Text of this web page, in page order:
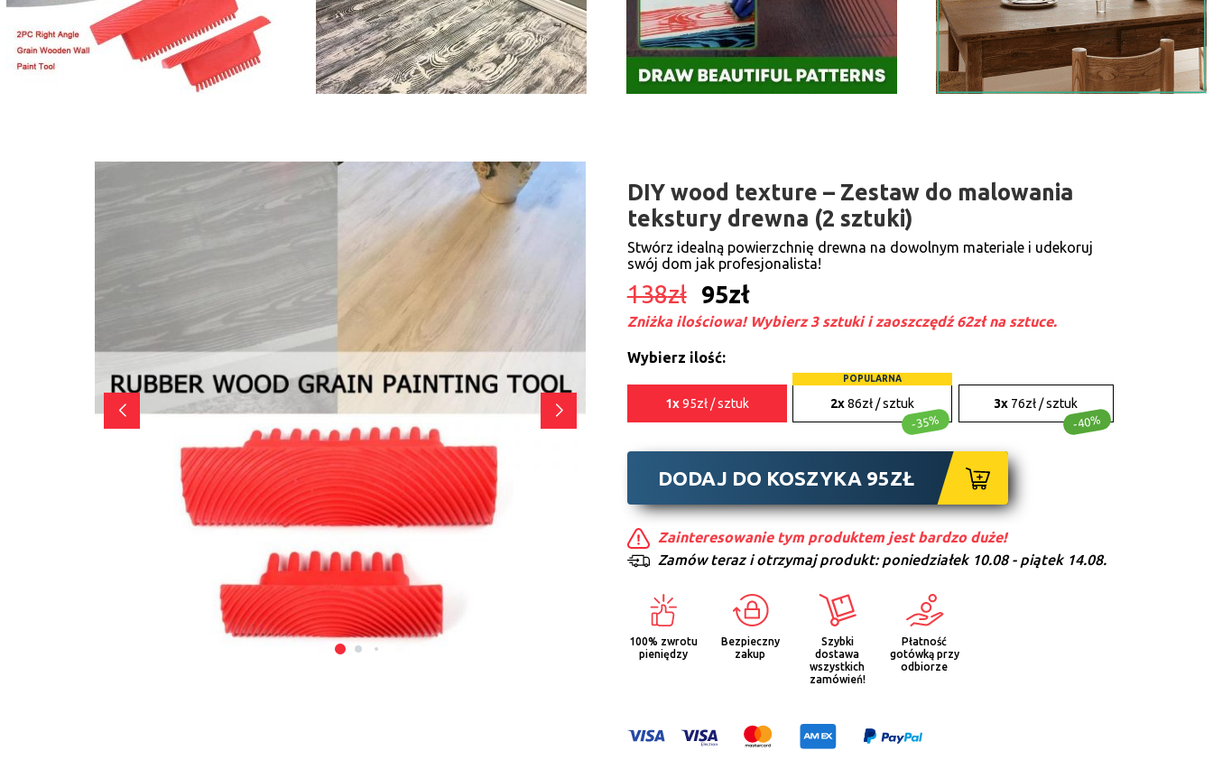
DIY wood texture – Zestaw do malowania
tekstury drewna (2 sztuki)
Stwórz idealną powierzchnię drewna na dowolnym materiale i udekoruj
swój dom jak profesjonalista!
138zł 95zł
Zniżka ilościowa! Wybierz 3 sztuki i zaoszczędź 62zł na sztuce.
Wybierz ilość:
1x95zł / sztuk
POPULARNA
2x86zł / sztuk
-35%
3x 76zł / sztuk
-40%
DODAJ DO KOSZYKA 95ZŁ
Zainteresowanie tym produktem jest bardzo duże!
Zamów teraz i otrzymaj produkt:poniedziałek 10.08 - piątek 14.08.
100% zwrotu
pieniędzy
Bezpieczny
zakup
Szybki
dostawa
wszystkich
zamówień!
Płatność
gotówką przy
odbiorze